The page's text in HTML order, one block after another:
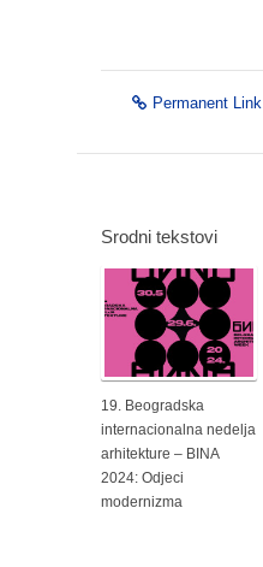
Permanent Link
Srodni tekstovi
19. Beogradska
internacionalna nedelja
arhitekture – BINA
2024: Odjeci
modernizma